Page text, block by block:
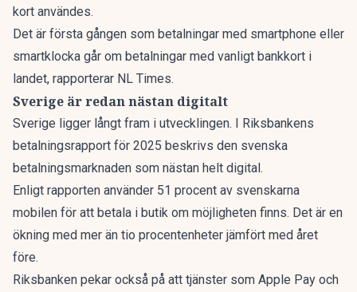
kort användes.
Det är första gången som betalningar med smartphone eller
smartklocka går om betalningar med vanligt bankkort i
landet, rapporterar NL Times.
Sverige är redan nästan digitalt
Sverige ligger långt fram i utvecklingen. I Riksbankens
betalningsrapport för 2025 beskrivs den svenska
betalningsmarknaden som nästan helt digital.
Enligt rapporten använder 51 procent av svenskarna
mobilen för att betala i butik om möjligheten finns. Det är en
ökning med mer än tio procentenheter jämfört med året
före.
Riksbanken pekar också på att tjänster som Apple Pay och